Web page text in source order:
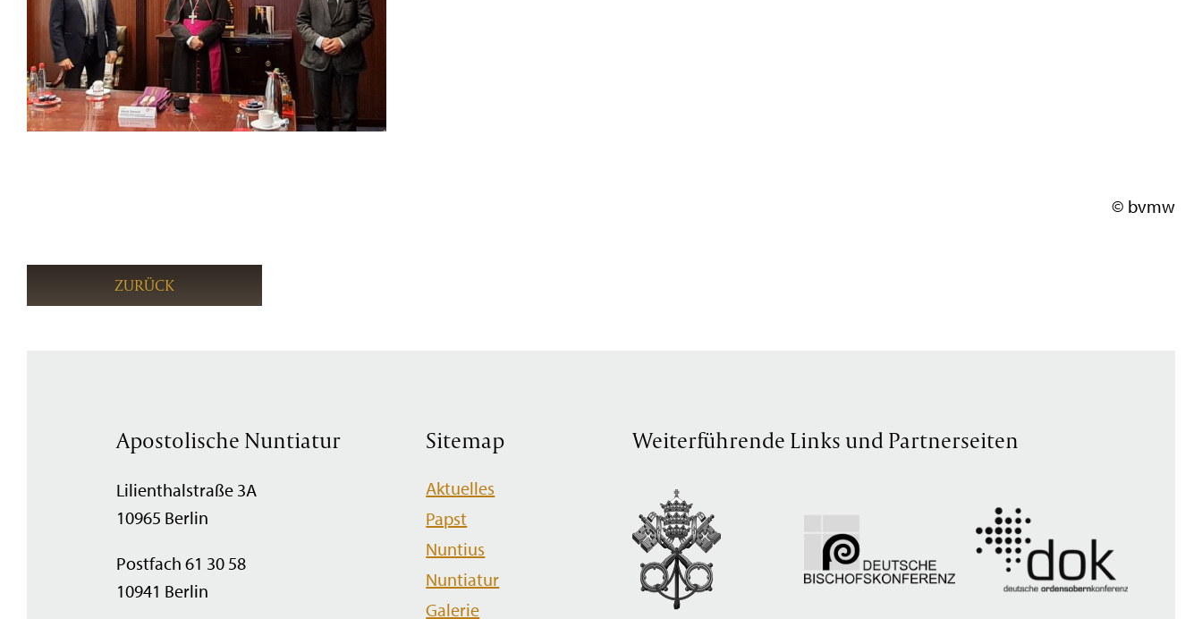
© bvmw
ZURÜCK
Apostolische Nuntiatur
Lilienthalstraße 3A
10965 Berlin
Postfach 61 30 58
10941 Berlin
Sitemap
Navigation
überspringen
Aktuelles
Papst
Nuntius
Nuntiatur
Galerie
Weiterführende Links und Partnerseiten